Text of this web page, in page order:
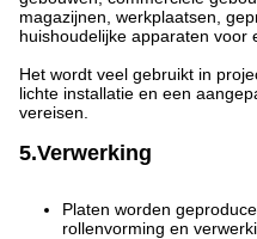
magazijnen, werkplaatsen,
huishoudelijke apparaten voor
Het wordt veel gebruikt in
lichte installatie en een
vereisen.
5.Verwerking
Platen worden
rollenvorming en